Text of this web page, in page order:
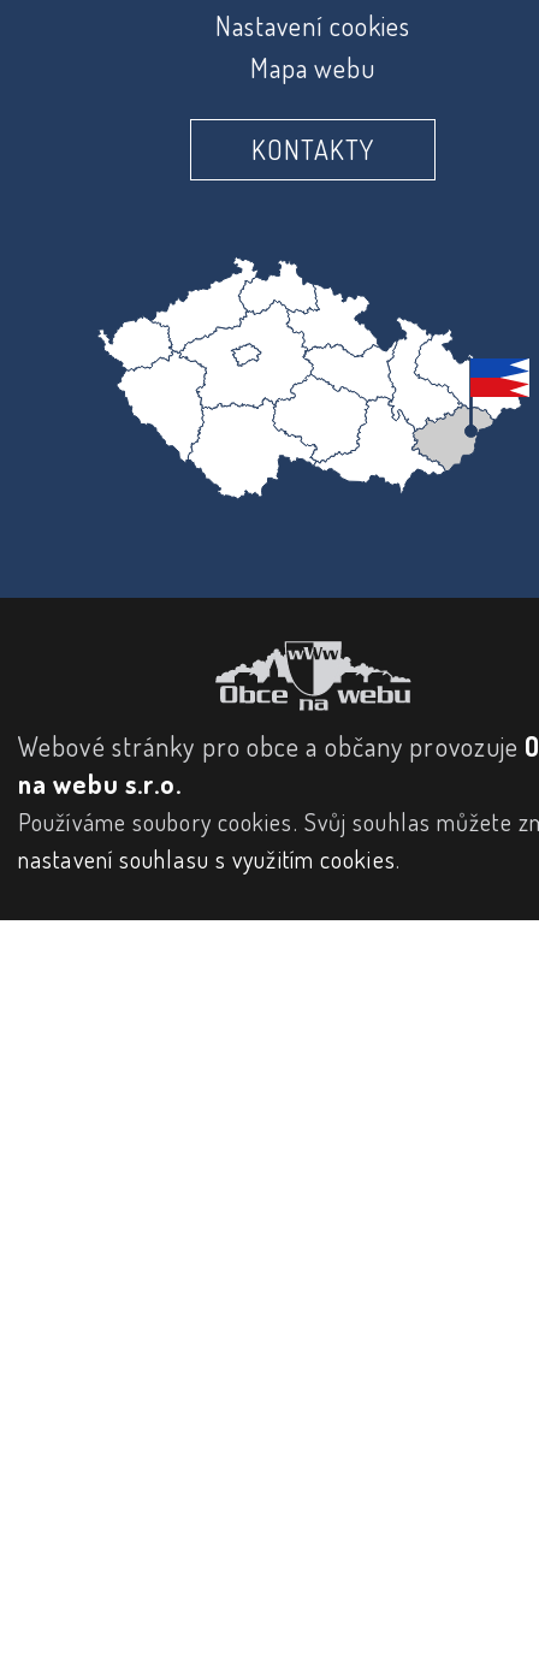
Nastavení cookies
Mapa webu
KONTAKTY
Webové stránky pro obce a občany provozuje
na webu s.r.o.
Používáme soubory cookies. Svůj souhlas můžete
nastavení souhlasu s využitím cookies.